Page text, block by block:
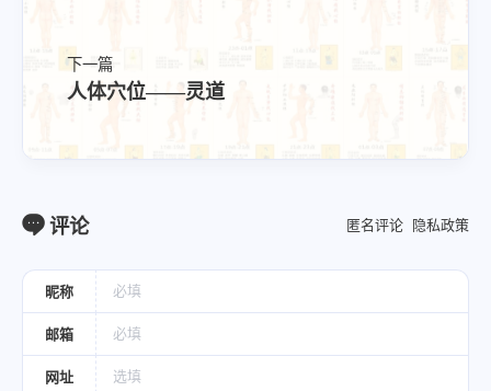
下一篇
人体穴位——灵道
评论 匿名评论 隐私政策
昵称
邮箱
网址